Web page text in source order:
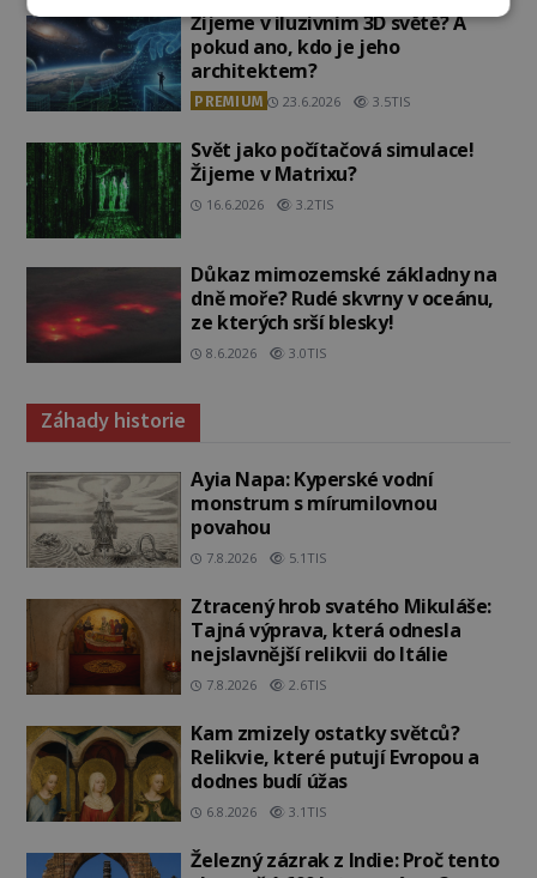
Žijeme v iluzivním 3D světě? A
pokud ano, kdo je jeho
architektem?
PREMIUM 23.6.2026 3.5TIS
Svět jako počítačová simulace!
Žijeme v Matrixu?
16.6.2026 3.2TIS
Důkaz mimozemské základny na
dně moře? Rudé skvrny v oceánu,
ze kterých srší blesky!
8.6.2026 3.0TIS
Záhady historie
Ayia Napa: Kyperské vodní
monstrum s mírumilovnou
povahou
7.8.2026 5.1TIS
Ztracený hrob svatého Mikuláše:
Tajná výprava, která odnesla
nejslavnější relikvii do Itálie
7.8.2026 2.6TIS
Kam zmizely ostatky světců?
Relikvie, které putují Evropou a
dodnes budí úžas
6.8.2026 3.1TIS
Železný zázrak z Indie: Proč tento